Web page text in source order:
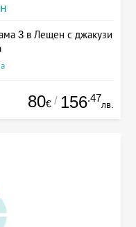
3 в Лещен с джакузи
80€ / 156.47
лв.